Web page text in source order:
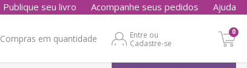
Publique seu livro Acompanhe seus pedidos Ajuda
Compras em quantidade
Entre ou
Cadastre-se
0